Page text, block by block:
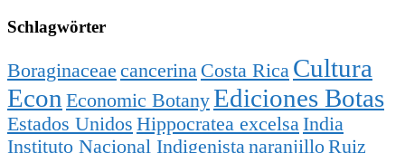
Schlagwörter
Boraginaceae cancerina Costa Rica Cultura
Econ Economic BotanyEdiciones Botas
Estados Unidos Hippocratea excelsaIndia
Instituto Nacional IndigenistanaranjilloRuiz